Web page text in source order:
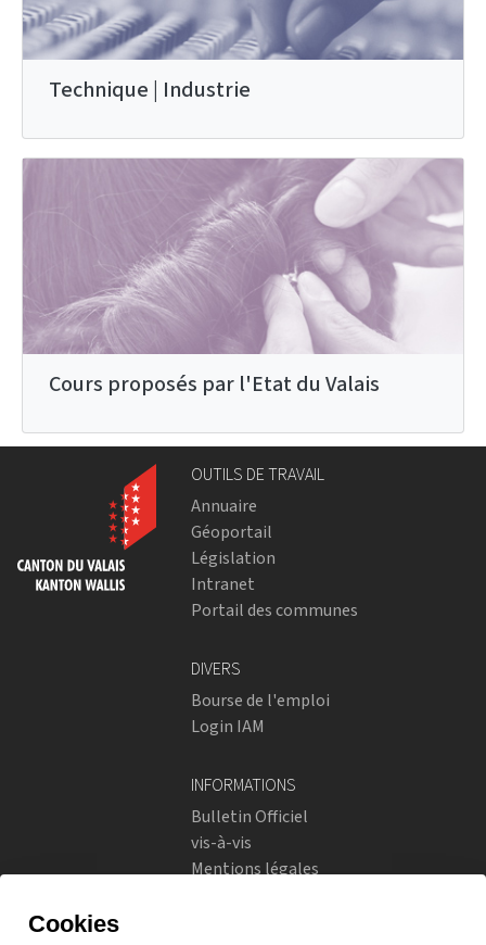
Technique | Industrie
Cours proposés par l'Etat du Valais
OUTILS DE TRAVAIL
Annuaire
Géoportail
Législation
Intranet
Portail des communes
DIVERS
Bourse de l'emploi
Login IAM
INFORMATIONS
Bulletin Officiel
vis-à-vis
Mentions légales